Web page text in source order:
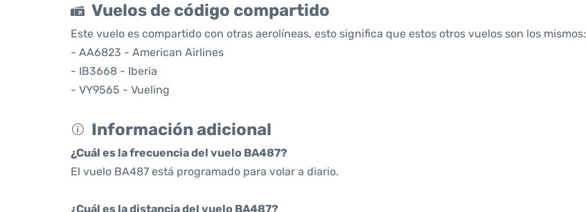
Vuelos de código compartido
Este vuelo es compartido con otras aerolíneas, esto significa que estos otros vuelos son los mismos:
- AA6823 - American Airlines
- IB3668 - Iberia
- VY9565 - Vueling
Información adicional
¿Cuál es la frecuencia del vuelo BA487?
El vuelo BA487 está programado para volar a diario.
¿Cuál es la distancia del vuelo BA487?